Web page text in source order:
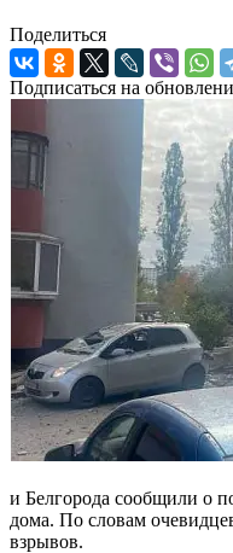
Поделиться
Подписаться на
и Белгорода сообщили о
дома. По словам
взрывов.